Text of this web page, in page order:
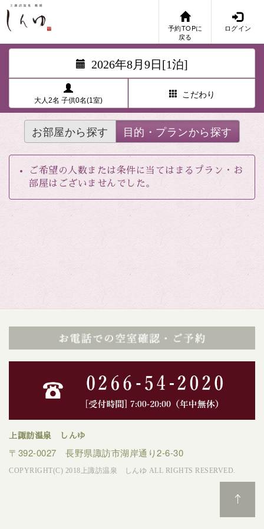
予約TOPに
戻る
ログイン
2026年8月9日[1泊]
大人2名 子供0名(1室)
こだわり
お部屋から探す 目的・プランから探す
ご希望の人数または条件に当てはまるプラン・お
部屋はございませんでした。
上諏訪温泉 しんゆ
〒392-0027 長野県諏訪市湖岸通り2-6-30
COPYRIGHT(C) 2018上諏訪温泉 しんゆ ALL RIGHTS RESERVED.